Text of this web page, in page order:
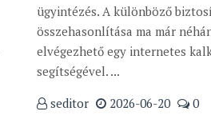
ügyintézés. A különböző
összehasonlítása ma már
elvégezhető egy internetes
segítségével. ...
seditor
2026-06-20 0